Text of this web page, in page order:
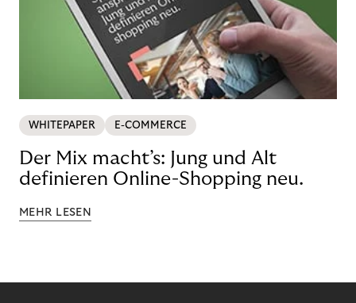
WHITEPAPER E-COMMERCE
Der Mix macht’s: Jung und Alt
definieren Online-Shopping neu.
MEHR LESEN